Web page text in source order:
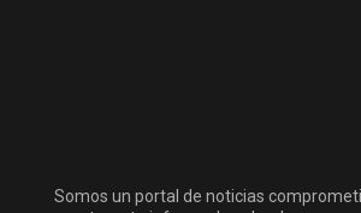
Somos un portal de noticias